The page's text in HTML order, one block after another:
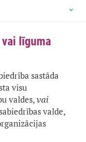
līguma
sastāda
visu
valdes,vai
valde,